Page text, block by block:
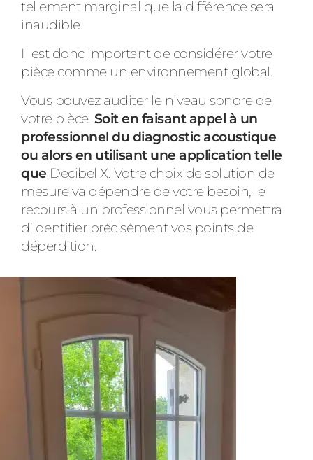
tellement marginal que la différence sera
inaudible.
Il est donc important de considérer votre
pièce comme un environnement global.
Vous pouvez auditer le niveau sonore de
votre pièce. Soit en faisant appel à un
professionnel du diagnostic acoustique
ou alors en utilisant une application telle
que Decibel X. Votre choix de solution de
mesure va dépendre de votre besoin, le
recours à un professionnel vous permettra
d’identifier précisément vos points de
déperdition.